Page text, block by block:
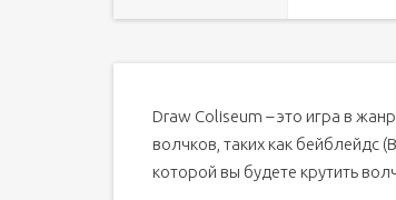
Draw Coliseum – это игра в
волчков, таких как бейблейдс
которой вы будете крутить